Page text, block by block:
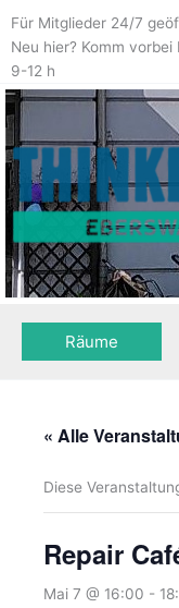
Für Mitglieder 24/7
Neu hier? Komm vorbei
9-12 h
Räume
« Alle
Diese
Repair
Mai 7 @ 16:00 -